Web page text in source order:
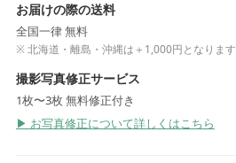
お届けの際の送料
全国一律 無料
※ 北海道・離島・沖縄は＋1,000円となります
撮影写真修正サービス
1枚〜3枚 無料修正付き
▶ お写真修正について詳しくはこちら